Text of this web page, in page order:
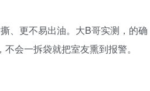
、更不易出油。大B哥实测，的确
会一拆袋就把室友熏到报警。